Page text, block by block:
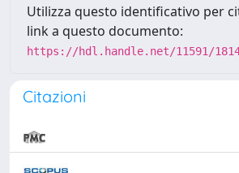
Utilizza questo identificativo per
link a questo documento:
https://hdl.handle.net/11591/
Citazioni